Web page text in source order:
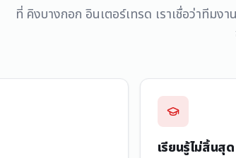
ที่ คิงบางกอก อินเตอร์เทรด เราเชื่อว่าทีม
เรียนรู้ไม่สิ้นสุด